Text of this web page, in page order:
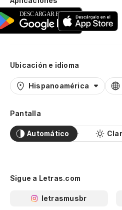
Ubicación e idioma
Hispanoamérica
Pantalla
Automático
Sigue a Letras.com
letrasmusbr